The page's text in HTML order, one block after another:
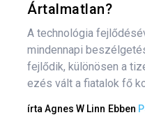
Ártalmatlan?
A technológia
mindennapi
fejlődik, különösen a
ezés vált a fiatalok fő
írta Agnes W Linn Ebben